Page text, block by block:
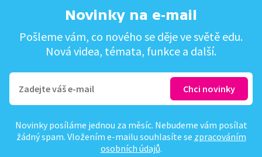
Novinky na e-mail
Pošleme vám, co nového se děje ve světě edu.
Nová videa, témata, funkce a další.
Novinky posíláme jednou za měsíc. Nebudeme vám posílat
žádný spam. Vložením e-mailu souhlasíte se zpracováním
osobních údajů.